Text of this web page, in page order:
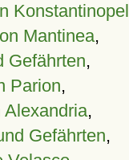
Konstantinopel
Mantinea,
Gefährten,
Parion,
Alexandria,
Gefährten,